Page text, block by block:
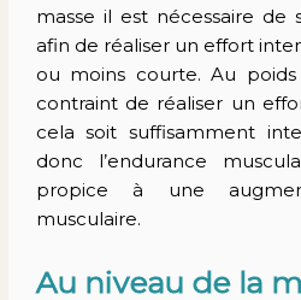
masse il est nécessaire de
afin de réaliser un effort
ou moins courte. Au
contraint de réaliser un
cela soit suffisamment
donc l’endurance
propice à une
musculaire.
Au niveau de la